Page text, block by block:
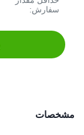
سفارش:
مشخصات